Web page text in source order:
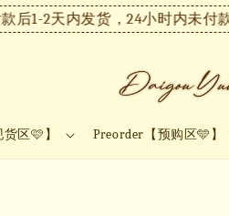
天内发货，24小时内未付款将自
区🩷】 Preorder【预购区🩵】